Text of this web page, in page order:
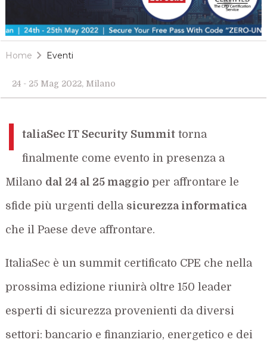
Home Eventi
24 - 25 Mag 2022, Milano
I taliaSec IT Security Summit torna
finalmente come evento in presenza a
Milano dal 24 al 25 maggio per affrontare le
sfide più urgenti della sicurezza informatica
che il Paese deve affrontare.
ItaliaSec è un summit certificato CPE che nella
prossima edizione riunirà oltre 150 leader
esperti di sicurezza provenienti da diversi
settori: bancario e finanziario, energetico e dei